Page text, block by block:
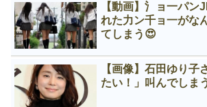
【動画】氵ョ一パン
れた力ン千ョ一がな
てしまう😍
【画像】石田ゆり子
たい！」叫んでしま